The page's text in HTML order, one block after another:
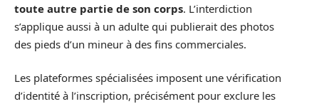
toute autre partie de son corps. L’interdiction
s’applique aussi à un adulte qui publierait des photos
des pieds d’un mineur à des fins commerciales.
Les plateformes spécialisées imposent une vérification
d’identité à l’inscription, précisément pour exclure les